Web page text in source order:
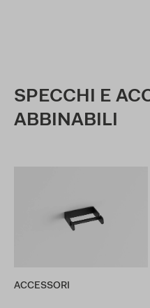
SPECCHI E
ABBINABILI
ACCESSORI